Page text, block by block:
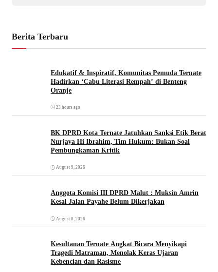
Berita Terbaru
Edukatif & Inspiratif, Komunitas Pemuda Ternate
Hadirkan ‘Cabu Literasi Rempah’ di Benteng
Oranje
23 hours ago
BK DPRD Kota Ternate Jatuhkan Sanksi Etik Berat
Nurjaya Hi Ibrahim, Tim Hukum: Bukan Soal
Pembungkaman Kritik
August 9, 2026
Anggota Komisi III DPRD Malut : Muksin Amrin
Kesal Jalan Payahe Belum Dikerjakan
August 8, 2026
Kesultanan Ternate Angkat Bicara Menyikapi
Tragedi Matraman, Menolak Keras Ujaran
Kebencian dan Rasisme